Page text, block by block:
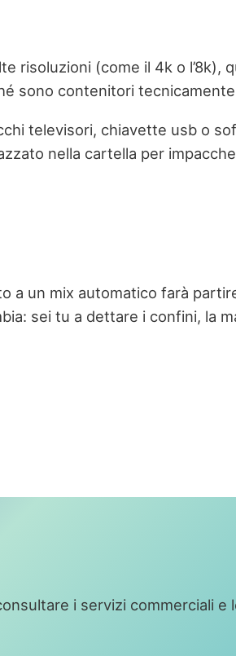
risoluzioni (come il 4k o l’8k),
sono contenitori
televisori, chiavette usb o
nella cartella per
a un mix automatico farà
sei tu a dettare i confini, la
i servizi commerciali